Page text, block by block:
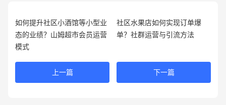
如何提升社区小酒馆等小型业
态的业绩？山姆超市会员运营
模式
上一篇
社区水果店如何实现订单爆
单？社群运营与引流方法
下一篇